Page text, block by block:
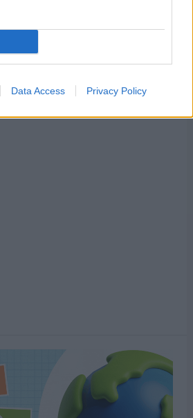
Data Access Privacy Policy